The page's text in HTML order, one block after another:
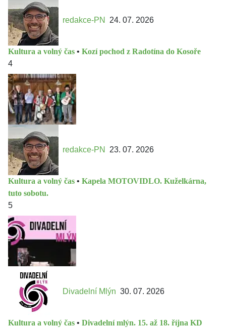
redakce-PN 24. 07. 2026
Kultura a volný čas • Kozí pochod z Radotína do Kosoře
4
redakce-PN 23. 07. 2026
Kultura a volný čas • Kapela MOTOVIDLO. Kuželkárna,
tuto sobotu.
5
Divadelní Mlýn 30. 07. 2026
Kultura a volný čas • Divadelní mlýn. 15. až 18. října KD